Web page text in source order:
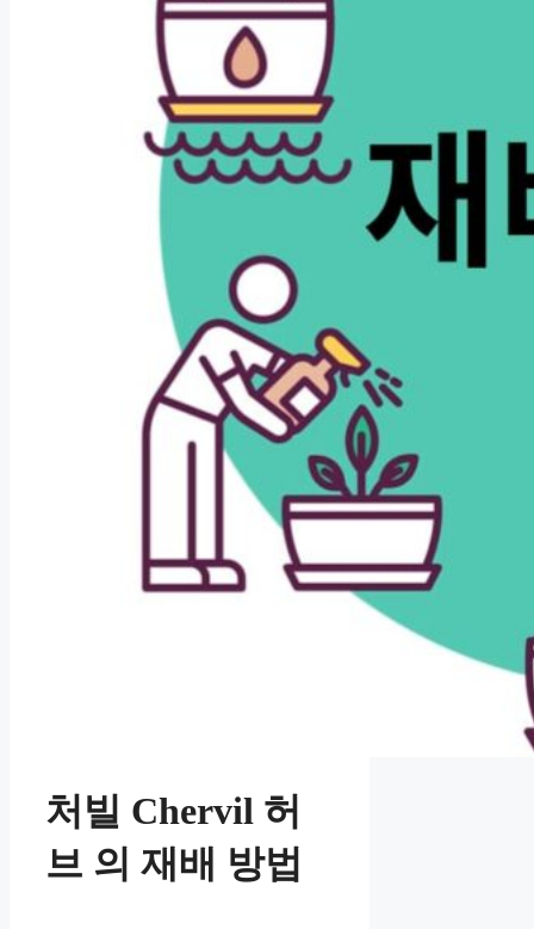
처빌 Chervil 허
브 의 재배 방법